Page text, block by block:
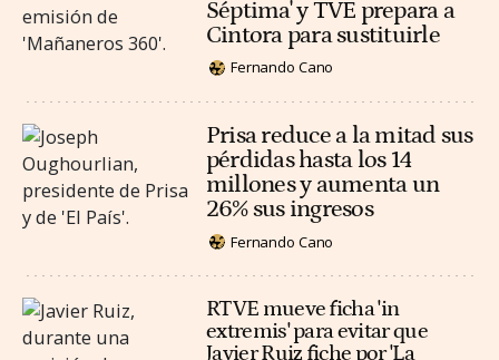
Séptima' y TVE prepara a
Cintora para sustituirle
Fernando Cano
Prisa reduce a la mitad sus
pérdidas hasta los 14
millones y aumenta un
26% sus ingresos
Fernando Cano
RTVE mueve ficha 'in
extremis' para evitar que
Javier Ruiz fiche por 'La